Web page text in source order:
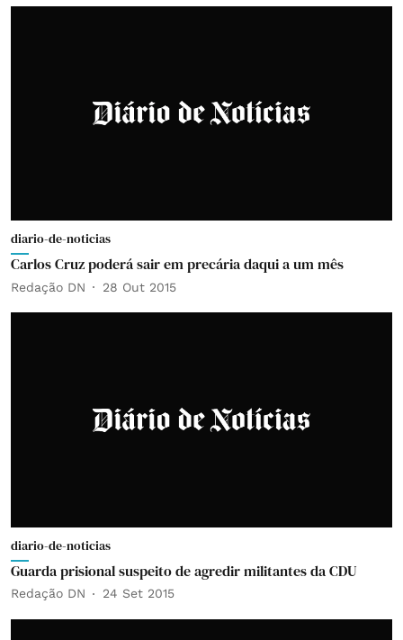
diario-de-noticias
Carlos Cruz poderá sair em precária daqui a um mês
Redação DN 28 Out 2015
diario-de-noticias
Guarda prisional suspeito de agredir militantes da CDU
Redação DN 24 Set 2015